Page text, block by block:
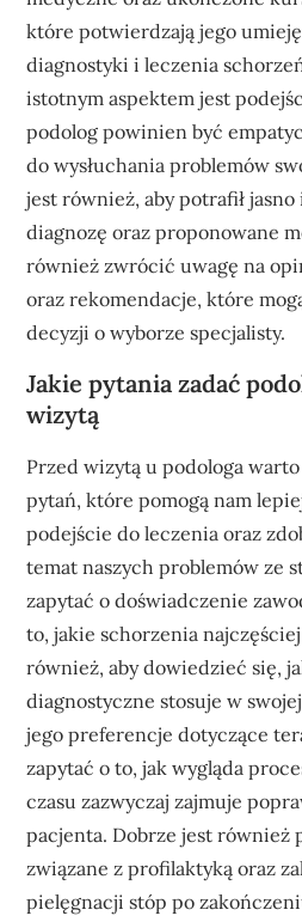
które potwierdzają jego
diagnostyki i leczenia
istotnym aspektem jest
podolog powinien być
do wysłuchania problemów
jest również, aby potrafił
diagnozę oraz proponowane
również zwrócić uwagę na
oraz rekomendacje, które
decyzji o wyborze specjalisty.
Jakie pytania zadać
wizytą
Przed wizytą u podologa
pytań, które pomogą nam
podejście do leczenia oraz
temat naszych problemów ze
zapytać o doświadczenie
to, jakie schorzenia
również, aby dowiedzieć się,
diagnostyczne stosuje w
jego preferencje dotyczące
zapytać o to, jak wygląda
czasu zazwyczaj zajmuje
pacjenta. Dobrze jest również
związane z profilaktyką oraz
pielęgnacji stóp po